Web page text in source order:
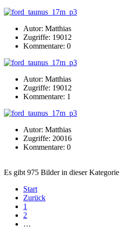
Autor: Matthias
Zugriffe: 19012
Kommentare: 0
Autor: Matthias
Zugriffe: 19012
Kommentare: 1
Autor: Matthias
Zugriffe: 20016
Kommentare: 0
Es gibt 975 Bilder in dieser Kategorie
Start
Zurück
1
2
…